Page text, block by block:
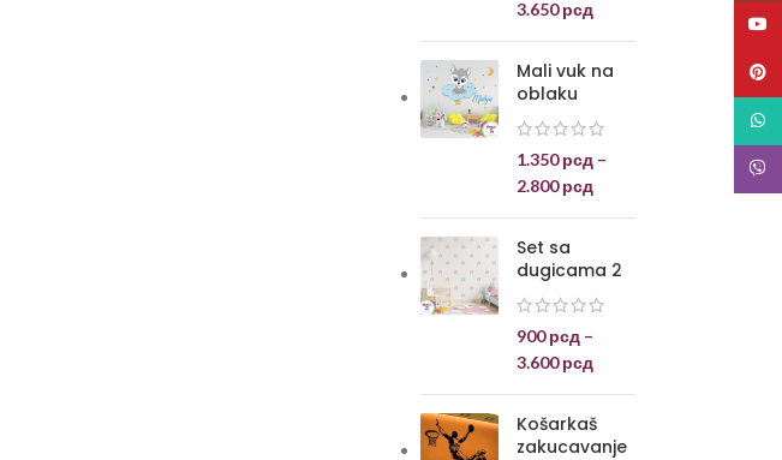
3.650рсд
Mali vuk na
oblaku
1.350рсд –
2.800рсд
Set sa
dugicama 2
900рсд –
3.600рсд
Košarkaš
zakucavanje
Viber